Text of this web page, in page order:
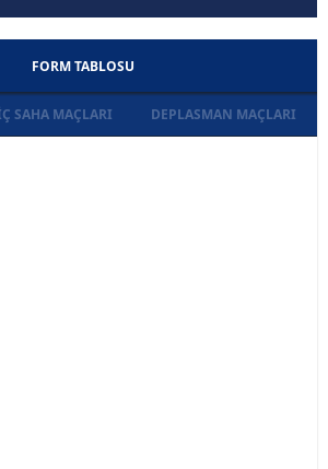
FORM TABLOSU
SAHA MAÇLARI DEPLASMAN MAÇLARI